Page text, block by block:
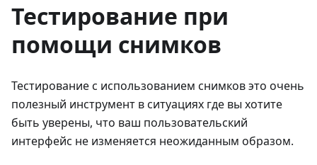
Тестирование при
помощи снимков
Тестирование с использованием снимков это очень
полезный инструмент в ситуациях где вы хотите
быть уверены, что ваш пользовательский
интерфейс не изменяется неожиданным образом.